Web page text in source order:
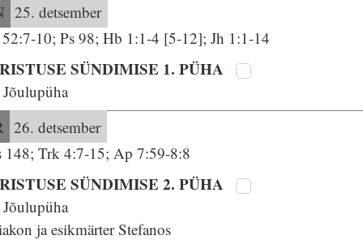
25. detsember
52:7-10; Ps 98; Hb 1:1-4 [5-12]; Jh 1:1-14
SÜNDIMISE 1. PÜHA
Jõulupüha
26. detsember
148; Trk 4:7-15; Ap 7:59-8:8
SÜNDIMISE 2. PÜHA
ja esikmärter Stefanos